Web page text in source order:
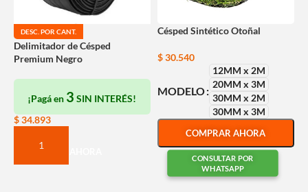
DESC. POR CANT.
Delimitador de Césped
Premium Negro
¡Pagá en 3 SIN INTERÉS!
$34.893
COMPRAR AHORA
Césped Sintético Otoñal
$30.540
MODELO
12MM x 2M
20MM x 3M
30MM x 2M
30MM x 3M
COMPRAR AHORA
CONSULTAR POR
WHATSAPP